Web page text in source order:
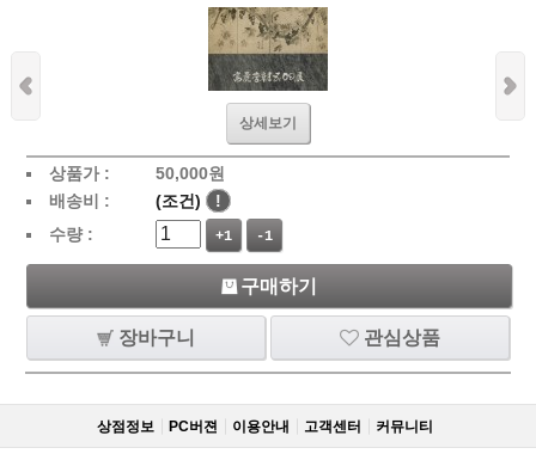
상세보기
상품가 : 50,000원
배송비 :
(조건)
!
수량 :
+1 -1
구매하기
장바구니 관심상품
상점정보 PC버젼 이용안내 고객센터 커뮤니티